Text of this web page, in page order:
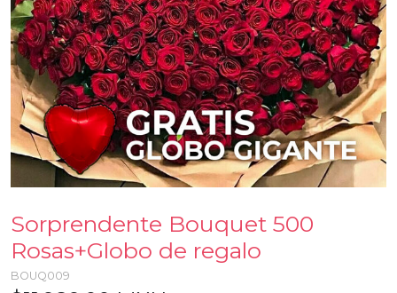
Sorprendente Bouquet 500
Rosas+Globo de regalo
BOUQ009